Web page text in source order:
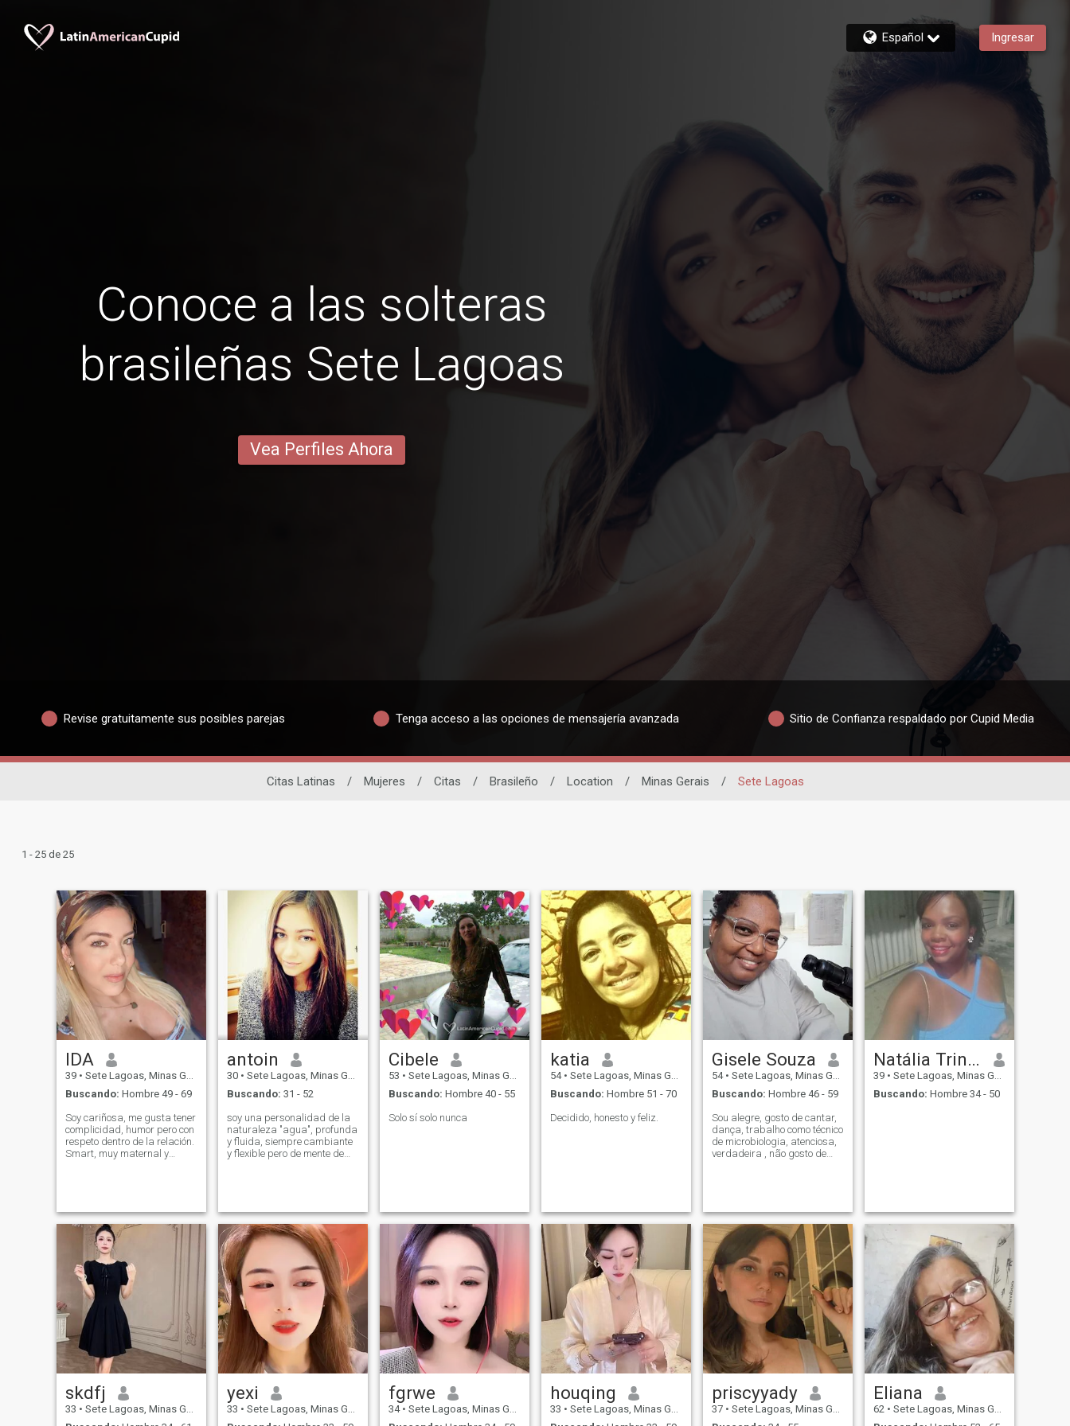
Español Ingresar
Conoce a las solteras
brasileñas Sete Lagoas
Vea Perfiles Ahora
Revise gratuitamente sus posibles parejas Tenga acceso a las opciones de mensajería avanzada Sitio de Confianza respaldado por Cupid Media
Citas Latinas / Mujeres / Citas / Brasileño / Location / Minas Gerais / Sete Lagoas
1 - 25 de 25
IDA
39 • Sete Lagoas, Minas Gerais, Brasil
Buscando: Hombre 49 - 69
Soy cariñosa, me gusta tener
complicidad, humor pero con
respeto dentro de la relación.
Smart, muy maternal y
medio ambiente. I care for me
misma, sin llegar a los
excesos y espero lo mismo de
mi pareja. Cuidemos de sí
mismo y de la madre. Me
guío a explorar y a la belleza
de la naturaleza y los
animales. Creo que soy una
persona amusing, y mis
amigos me describen como
dulce y delicada. Aporaria,
dulzura, love, respeto, apoyo,
colaboración, independencia,
disposición a explorar en el
humildad a la relación
nuestra. Eres importante
para mí ser tu amigo, tu
antoin
30 • Sete Lagoas, Minas Gerais, Brasil
Buscando: 31 - 52
soy una personalidad de la
naturaleza "agua", profunda
y fluida, siempre cambiante
y flexible pero de mente de
Romántico, emocional snd
sensible, deporte, pole
dance, viajar, esquí, buceo,
yate, conducción, spa,
astrología, física cuántica,
surf, todos los deportes
acuáticos
Cibele
53 • Sete Lagoas, Minas Gerais, Brasil
Buscando: Hombre 40 - 55
Solo sí solo nunca
katia
54 • Sete Lagoas, Minas Gerais, Brasil
Buscando: Hombre 51 - 70
Decidido, honesto y feliz.
Gisele Souza
54 • Sete Lagoas, Minas Gerais, Brasil
Buscando: Hombre 46 - 59
Sou alegre, gosto de cantar,
dança, trabalho como técnico
de microbiologia, atenciosa,
verdadeira , não gosto de
Natália Trindade de Sousa
39 • Sete Lagoas, Minas Gerais, Brasil
Buscando: Hombre 34 - 50
skdfj
33 • Sete Lagoas, Minas Gerais, Brasil
yexi
33 • Sete Lagoas, Minas Gerais, Brasil
fgrwe
34 • Sete Lagoas, Minas Gerais, Brasil
houqing
33 • Sete Lagoas, Minas Gerais, Brasil
priscyyady
37 • Sete Lagoas, Minas Gerais, Brasil
Eliana
62 • Sete Lagoas, Minas Gerais, Brasil